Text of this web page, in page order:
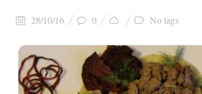
28/10/16 0 No tags